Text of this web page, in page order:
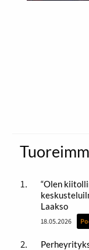
“Olen
Laakso
18.05.2026